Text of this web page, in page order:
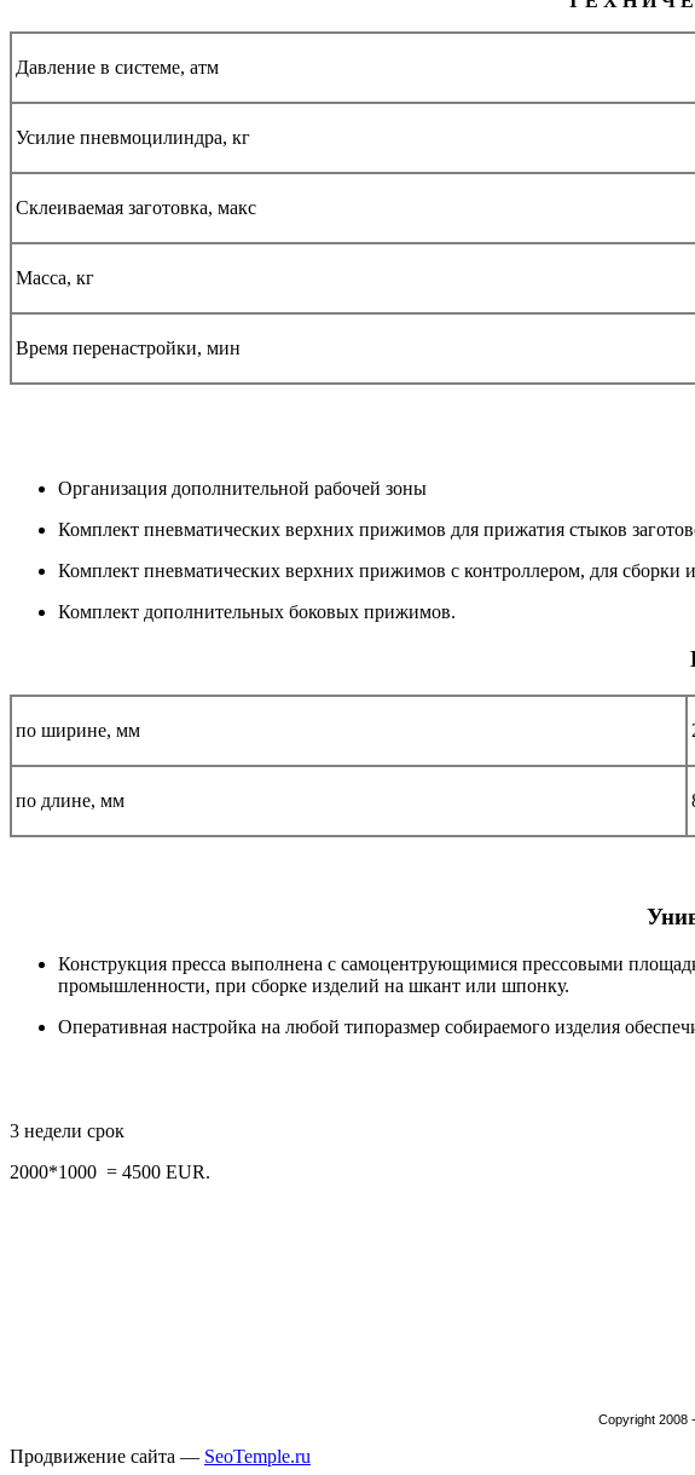
Давление в системе, атм
Усилие пневмоцилиндра, кг
Склеиваемая заготовка, макс
Масса, кг
Время перенастройки, мин
Организация дополнительной рабочей зоны
Комплект пневматических верхних прижимов для прижатия стыков
Комплект пневматических верхних прижимов с контроллером, для сборки
Комплект дополнительных боковых прижимов.
по ширине, мм
по длине, мм
Конструкция пресса выполнена с самоцентрующимися прессовыми
промышленности, при сборке изделий на шкант или шпонку.
Оперативная настройка на любой типоразмер собираемого изделия
3 недели срок
2000*1000 = 4500 EUR.
Copyright 2008
Продвижение сайта — SeoTemple.ru